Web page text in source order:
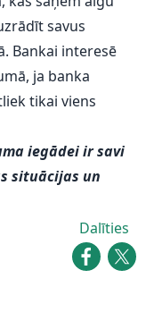
savus
Bankai interesē
ja banka
tikai viens
iegādei ir savi
situācijas un
Dalīties